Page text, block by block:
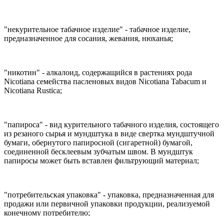
"некурительное табачное изделие" - табачное изделие,
предназначенное для сосания, жевания, нюханья;
"никотин" - алкалоид, содержащийся в растениях рода
Nicotiana семейства пасленовых видов Nicotiana Tabacum и
Nicotiana Rustica;
"папироса" - вид курительного табачного изделия, состоящего
из резаного сырья и мундштука в виде свертка мундштучной
бумаги, обернутого папиросной (сигаретной) бумагой,
соединенной бесклеевым зубчатым швом. В мундштук
папиросы может быть вставлен фильтрующий материал;
"потребительская упаковка" - упаковка, предназначенная для
продажи или первичной упаковки продукции, реализуемой
конечному потребителю;